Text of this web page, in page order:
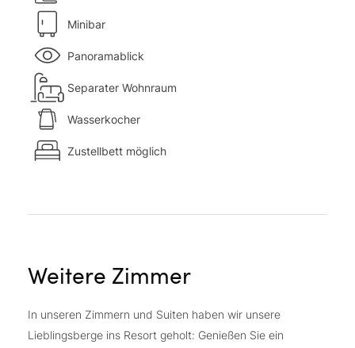
Minibar
Panoramablick
Separater Wohnraum
Wasserkocher
Zustellbett möglich
Weitere Zimmer
In unseren Zimmern und Suiten haben wir unsere
Lieblingsberge ins Resort geholt: Genießen Sie ein